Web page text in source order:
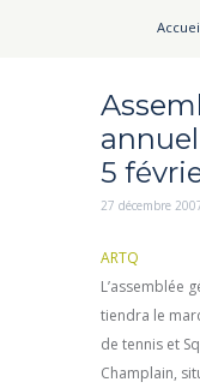
5
27 décembre
ARTQ
L’assemblée
tiendra le
de tennis et
Champlain,